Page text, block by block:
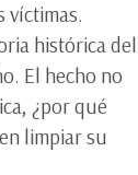
víctimas.
histórica del
El hecho no
¿por qué
limpiar su